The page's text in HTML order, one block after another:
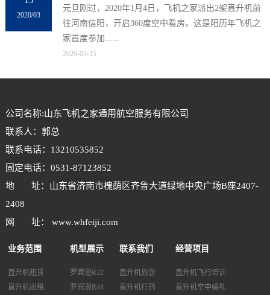
2020/03
元旦刚过，2020年1月4日，飞机之家派出2架直升机前
往河南信阳，开启360度空中看房。这是阳历年飞机之
家首度参加......
2020-03-15
公司名称:山东飞机之家通用航空服务有限公司
联系人：郭总
联系电话：13210535852
固定电话：0531-87123852
地 址：山东省济南市槐荫区齐鲁大道绿地中央广场B座2407-
2408
网 址： www.whfeiji.com
业务范围
直升机租赁
直升机出租
机型展示
罗宾逊R22
罗宾逊R44
联系我们
直升机旅游
直升机打药
经营项目
直升机飞行培训
直升机空中婚礼